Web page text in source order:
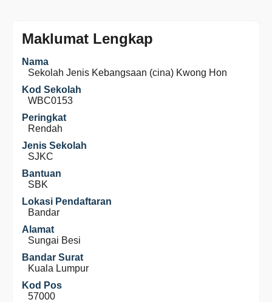
Maklumat Lengkap
Nama
Sekolah Jenis Kebangsaan (cina) Kwong Hon
Kod Sekolah
WBC0153
Peringkat
Rendah
Jenis Sekolah
SJKC
Bantuan
SBK
Lokasi Pendaftaran
Bandar
Alamat
Sungai Besi
Bandar Surat
Kuala Lumpur
Kod Pos
57000